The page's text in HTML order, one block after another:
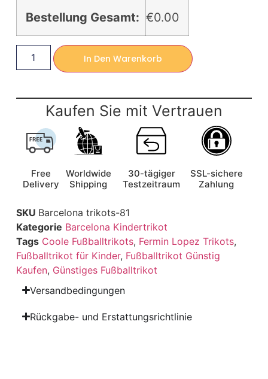
Bestellung Gesamt: €0.00
In Den Warenkorb
Kaufen Sie mit Vertrauen
Free
Delivery
Worldwide
Shipping
30-tägiger
Testzeitraum
SSL-sichere
Zahlung
SKU Barcelona trikots-81
Kategorie Barcelona Kindertrikot
Tags Coole Fußballtrikots, Fermin Lopez Trikots,
Fußballtrikot für Kinder, Fußballtrikot Günstig
Kaufen, Günstiges Fußballtrikot
Versandbedingungen
Rückgabe- und Erstattungsrichtlinie